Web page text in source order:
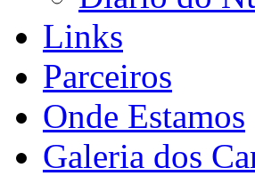
Links
Parceiros
Onde Estamos
Galeria dos